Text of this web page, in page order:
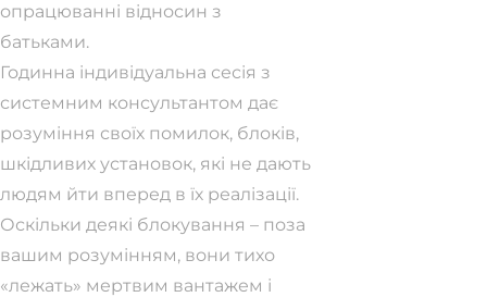
опрацюванні відносин з
батьками.
Годинна індивідуальна сесія з
системним консультантом дає
розуміння своїх помилок, блоків,
шкідливих установок, які не дають
людям йти вперед в їх реалізації.
Оскільки деякі блокування – поза
вашим розумінням, вони тихо
«лежать» мертвим вантажем і